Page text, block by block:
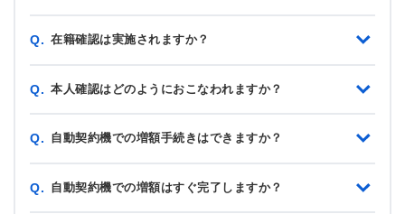
Q. 在籍確認は実施されますか？
Q. 本人確認はどのようにおこなわれますか？
Q. 自動契約機での増額手続きはできますか？
Q. 自動契約機での増額はすぐ完了しますか？